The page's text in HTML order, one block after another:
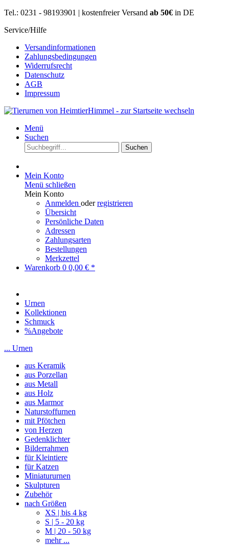
Tel.: 0231 - 98193901 | kostenfreier Versand ab 50€ in DE
Service/Hilfe
Versandinformationen
Zahlungsbedingungen
Widerrufsrecht
Datenschutz
AGB
Impressum
Menü
Suchen
Suchen
Mein Konto
Menü schließen
Mein Konto
Anmelden oderregistrieren
Übersicht
Persönliche Daten
Adressen
Zahlungsarten
Bestellungen
Merkzettel
Warenkorb 0 0,00 € *
Urnen
Kollektionen
Schmuck
%Angebote
... Urnen
aus Keramik
aus Porzellan
aus Metall
aus Holz
aus Marmor
Naturstoffurnen
mit Pfötchen
von Herzen
Gedenklichter
Bilderrahmen
für Kleintiere
für Katzen
Miniatururnen
Skulpturen
Zubehör
nach Größen
XS | bis 4 kg
S | 5 - 20 kg
M | 20 - 50 kg
mehr ...